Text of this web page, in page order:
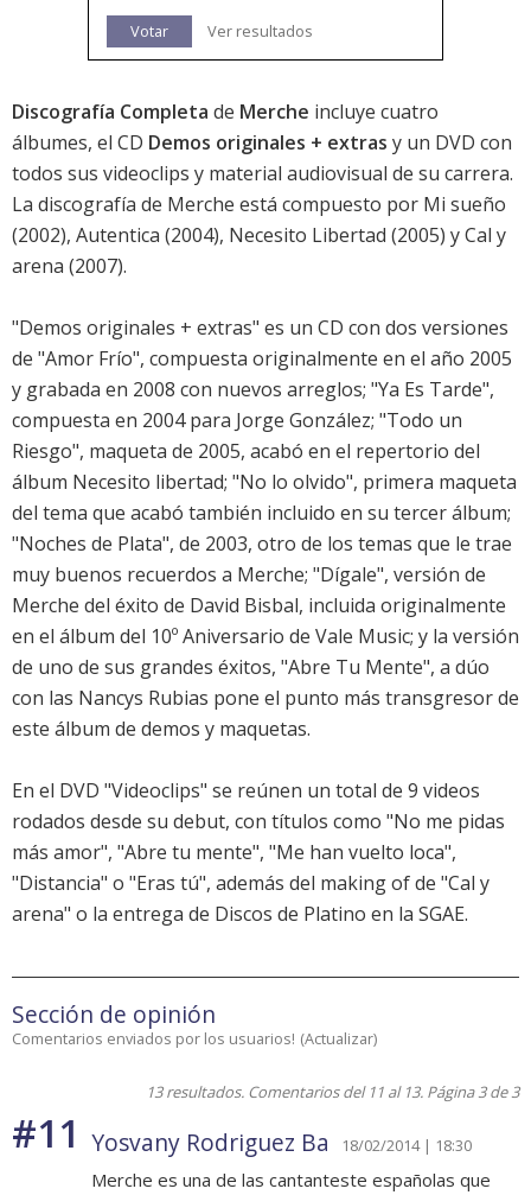
Votar Ver resultados
Discografía Completa de Merche incluye cuatro
álbumes, el CD Demos originales + extras y un DVD con
todos sus videoclips y material audiovisual de su carrera.
La discografía de Merche está compuesto por Mi sueño
(2002), Autentica (2004), Necesito Libertad (2005) yCal y
arena (2007).
"Demos originales + extras" es un CD con dos versiones
de "Amor Frío", compuesta originalmente en el año 2005
y grabada en 2008 con nuevos arreglos; "Ya Es Tarde",
compuesta en 2004 para Jorge González; "Todo un
Riesgo", maqueta de 2005, acabó en el repertorio del
álbum Necesito libertad; "No lo olvido", primera maqueta
del tema que acabó también incluido en su tercer álbum;
"Noches de Plata", de 2003, otro de los temas que le trae
muy buenos recuerdos a Merche; "Dígale", versión de
Merche del éxito de David Bisbal, incluida originalmente
en el álbum del 10º Aniversario de Vale Music; y la versión
de uno de sus grandes éxitos, "Abre Tu Mente", a dúo
con las Nancys Rubias pone el punto más transgresor de
este álbum de demos y maquetas.
En el DVD "Videoclips" se reúnen un total de 9 videos
rodados desde su debut, con títulos como "No me pidas
más amor", "Abre tu mente", "Me han vuelto loca",
"Distancia" o "Eras tú", además del making of de "Cal y
arena" o la entrega de Discos de Platino en la SGAE.
Sección de opinión
Comentarios enviados por los usuarios! (Actualizar)
13 resultados. Comentarios del 11 al 13. Página 3 de 3
#11 Yosvany Rodriguez Ba 18/02/2014 | 18:30
Merche es una de las cantanteste españolas que